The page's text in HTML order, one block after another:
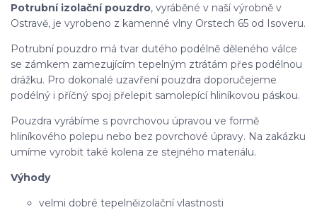
Potrubní izolační pouzdro, vyráběné v naší výrobně v
Ostravě, je vyrobeno z kamenné vlny Orstech 65 od Isoveru.
Potrubní pouzdro má tvar dutého podélně děleného válce
se zámkem zamezujícím tepelným ztrátám přes podélnou
drážku. Pro dokonalé uzavření pouzdra doporučejeme
podélný i příčný spoj přelepit samolepící hliníkovou páskou.
Pouzdra vyrábíme s povrchovou úpravou ve formě
hliníkového polepu nebo bez povrchové úpravy. Na zakázku
umíme vyrobit také kolena ze stejného materiálu.
Výhody
velmi dobré tepelněizolační vlastnosti